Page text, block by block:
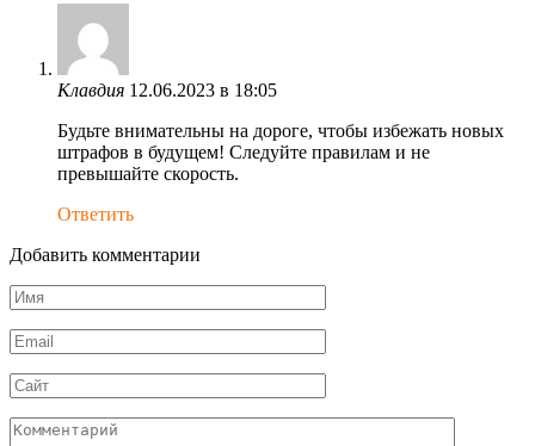
Клавдия 12.06.2023 в 18:05
Будьте внимательны на дороге, чтобы избежать новых
штрафов в будущем! Следуйте правилам и не
превышайте скорость.
Ответить
Добавить комментарии
Имя
*
Email
*
Сайт
Комментарий